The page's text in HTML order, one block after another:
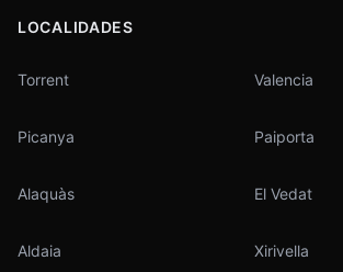
LOCALIDADES
Torrent Valencia
Picanya Paiporta
Alaquàs El Vedat
Aldaia Xirivella